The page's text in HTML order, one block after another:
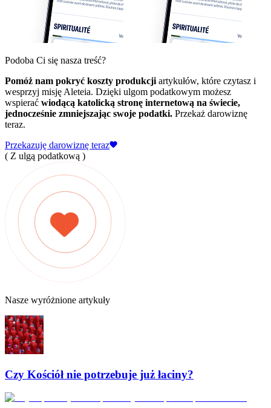
Podoba Ci się nasza treść?
Pomóż nam pokryć koszty produkcji artykułów, które czytasz i
wesprzyj misję Aleteia. Dzięki ulgom podatkowym możesz
wspierać wiodącą katolicką stronę internetową na świecie,
jednocześnie zmniejszając swoje podatki. Przekaż darowiznę
teraz.
Przekazuję darowiznę teraz
( Z ulgą podatkową )
Nasze wyróżnione artykuły
Czy Kościół nie potrzebuje już łaciny?